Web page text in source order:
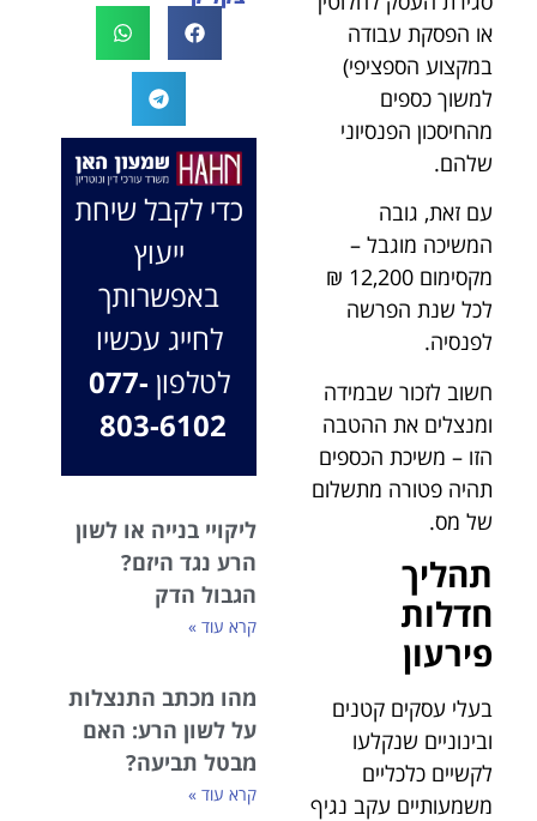
או הפסקת עבודה
במקצוע הספציפי)
למשוך כספים
מהחיסכון הפנסיוני
שלהם.
עם זאת, גובה
המשיכה מוגבל –
מקסימום 12,200 ₪
לכל שנת הפרשה
לפנסיה.
חשוב לזכור שבמידה
ומנצלים את ההטבה
הזו – משיכת הכספים
תהיה פטורה מתשלום
של מס.
תהליך
חדלות
פירעון
בעלי עסקים קטנים
ובינוניים שנקלעו
לקשיים כלכליים
משמעותיים עקב נגיף
המקרה, הוא
החליט לייצג אותי
בלי לחשוב
פעמיים, הקשיב
לי ולקח את התיק
שלי פרו בונו מכל
הלב.
לעמוד לצידך,
במיוחד בתיק לא
פשוט, ומאחלים
לך המון הצלחה
בהמשך. תמיד
כאן בשבילך.
בברכה, משרד
עו"ד שמעון האן
ונוטריון
כדי לקבל שיחת
ייעוץ
באפשרותך
לחייג עכשיו
לטלפון 077-
803-6102
ליקויי בנייה או לשון
הרע נגד היזם?
הגבול הדק
קרא עוד »
מהו מכתב התנצלות
על לשון הרע: האם
מבטל תביעה?
קרא עוד »